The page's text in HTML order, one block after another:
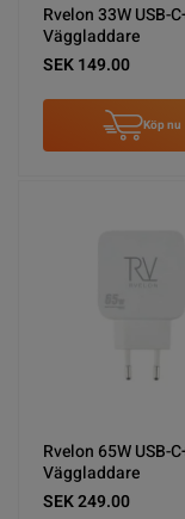
Rvelon 33W USB-
Väggladdare
SEK 149.00
Köp nu
Rvelon 65W USB-
Väggladdare
SEK 249.00